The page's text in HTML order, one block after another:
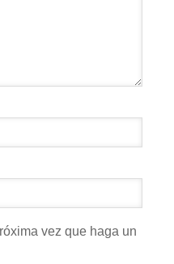
vez que haga un